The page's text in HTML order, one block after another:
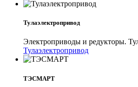
Тулаэлектропривод
Электроприводы и редукторы.
Тулаэлектропривод
ТЭСМАРТ